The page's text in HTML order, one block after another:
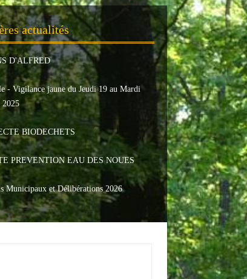
actualités
D'ALFRED
- Vigilance jaune du Jeudi 19 au Mardi
2025
BIODECHETS
PREVENTION EAU DES NOUES
Municipaux et Délibérations 2026